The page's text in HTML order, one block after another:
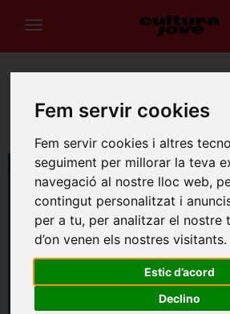
Fem servir cookies
Fem servir cookies i altres
seguiment per millorar la teva
navegació al nostre lloc web,
contingut personalitzat i
per a tu, per analitzar el nostre
d’on venen els nostres visitants.
Estic d’acord
Declino
Portada Teatre
Barcelona